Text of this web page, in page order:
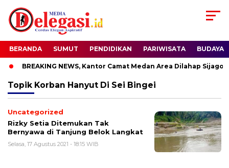
BERANDA SUMUT PENDIDIKAN PARIWISATA BUDAYA
BREAKING NEWS, Kantor Camat Medan Area Dilahap Sijago
Topik Korban Hanyut Di Sei Bingei
Uncategorized
Rizky Setia Ditemukan Tak
Bernyawa di Tanjung Belok Langkat
Selasa, 17 Agustus 2021 - 18:15 WIB